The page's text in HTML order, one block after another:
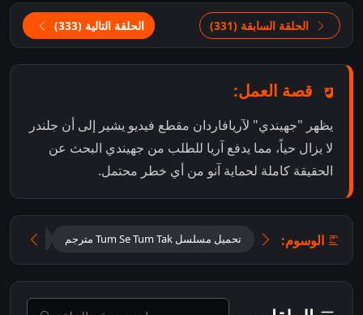
الحلقة السابقة (331) الحلقة التالية (333)
قصة العمل:
يظهر "جهيندي" لآريافاردان مقطع فيديو يشير إلى أن جلندر
لا يزال حياً، مما يدفع آريا للطلب من جهيندي البحث عن
الحقيقة كاملة لحماية آنو من أي خطر محتمل.
الوسوم: تحميل مسلسل Tum Se Tum Tak مترجم تحميل